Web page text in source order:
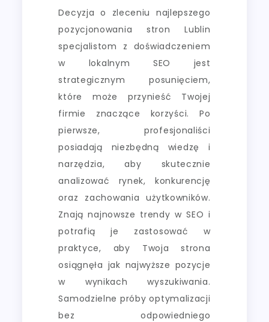
Decyzja o zleceniu najlepszego
pozycjonowania stron Lublin
specjalistom z doświadczeniem
w lokalnym SEO jest
strategicznym posunięciem,
które może przynieść Twojej
firmie znaczące korzyści. Po
pierwsze, profesjonaliści
posiadają niezbędną wiedzę i
narzędzia, aby skutecznie
analizować rynek, konkurencję
oraz zachowania użytkowników.
Znają najnowsze trendy w SEO i
potrafią je zastosować w
praktyce, aby Twoja strona
osiągnęła jak najwyższe pozycje
w wynikach wyszukiwania.
Samodzielne próby optymalizacji
bez odpowiedniego